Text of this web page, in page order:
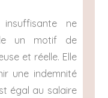
ne
un motif de
et réelle. Elle
une indemnité
égal au salaire